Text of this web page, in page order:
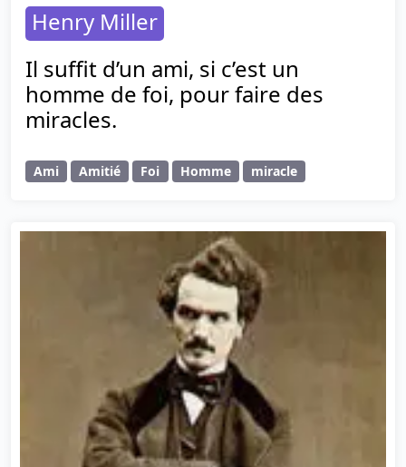
Henry Miller
Il suffit d’un ami, si c’est un
homme de foi, pour faire des
miracles.
Ami Amitié Foi Homme miracle